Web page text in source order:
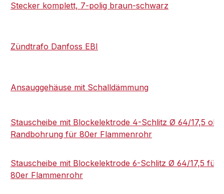
Stecker komplett, 7-polig braun-schwarz
Zündtrafo Danfoss EBI
Ansauggehäuse mit Schalldämmung
Stauscheibe mit Blockelektrode 4-Schlitz Ø 64/17,5
Randbohrung für 80er Flammenrohr
Stauscheibe mit Blockelektrode 6-Schlitz Ø 64/17,5 für
80er Flammenrohr